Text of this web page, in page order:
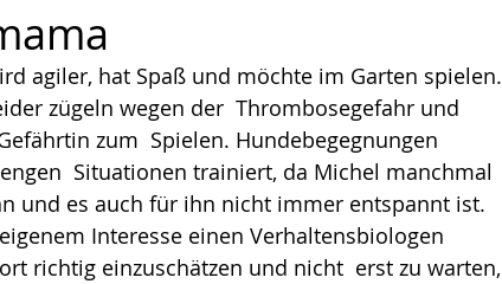
agiler, hat Spaß und möchte im Garten spielen.
zügeln wegen der  Thrombosegefahr und
zum  Spielen. Hundebegegnungen
Situationen trainiert, da Michel manchmal
und es auch für ihn nicht immer entspannt ist.
Interesse einen Verhaltensbiologen
richtig einzuschätzen und nicht  erst zu warten,